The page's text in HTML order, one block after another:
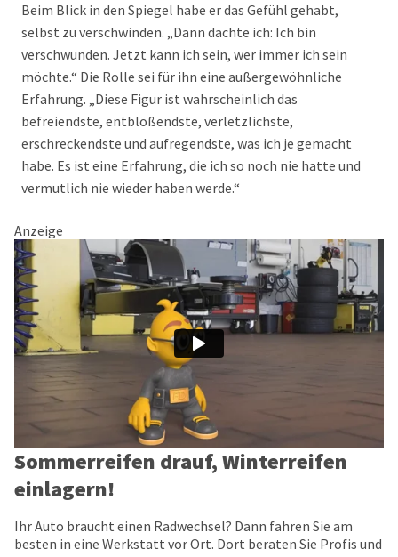
Beim Blick in den Spiegel habe er das Gefühl gehabt,
selbst zu verschwinden. „Dann dachte ich: Ich bin
verschwunden. Jetzt kann ich sein, wer immer ich sein
möchte.“ Die Rolle sei für ihn eine außergewöhnliche
Erfahrung. „Diese Figur ist wahrscheinlich das
befreiendste, entblößendste, verletzlichste,
erschreckendste und aufregendste, was ich je gemacht
habe. Es ist eine Erfahrung, die ich so noch nie hatte und
vermutlich nie wieder haben werde.“
Anzeige
Sommerreifen drauf, Winterreifen
einlagern!
Ihr Auto braucht einen Radwechsel? Dann fahren Sie am
besten in eine Werkstatt vor Ort. Dort beraten Sie Profis und